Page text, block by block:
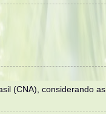
(CNA), considerando as